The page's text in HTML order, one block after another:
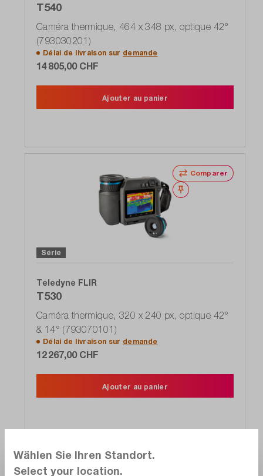
T540
Caméra thermique, 464 x 348 px, optique 42°
(793030201)
Délai de livraison sur demande
14 805,00 CHF
Ajouter au panier
Comparer
Noter
Série
Teledyne FLIR
T530
Caméra thermique, 320 x 240 px, optique 42°
& 14° (793070101)
Délai de livraison sur demande
12 267,00 CHF
Ajouter au panier
Wählen Sie Ihren Standort.
Select your location.